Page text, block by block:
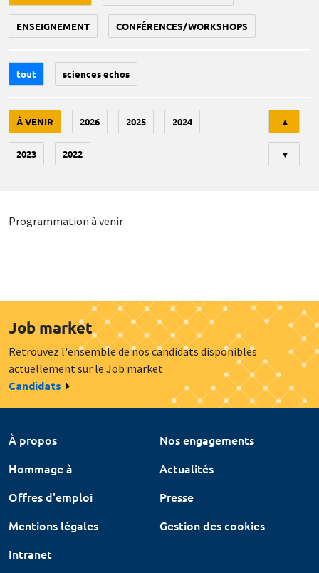
ENSEIGNEMENT CONFÉRENCES/WORKSHOPS
tout sciences echos
À VENIR 2026 2025 2024
2023 2022
▲
▼
Programmation à venir
Job market
Retrouvez l'ensemble de nos candidats disponibles
actuellement sur le Job market
Candidats
À propos
Nos engagements
Hommage à
Actualités
Offres d'emploi
Presse
Mentions légales
Gestion des cookies
Intranet